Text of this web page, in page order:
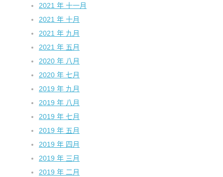
2021 年 十一月
2021 年 十月
2021 年 九月
2021 年 五月
2020 年 八月
2020 年 七月
2019 年 九月
2019 年 八月
2019 年 七月
2019 年 五月
2019 年 四月
2019 年 三月
2019 年 二月